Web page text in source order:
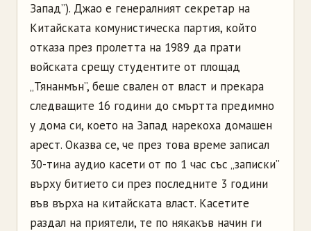
Запад”). Джао е генералният секретар на
Китайската комунистическа партия, който
отказа през пролетта на 1989 да прати
войската срещу студентите от площад
„Тянанмън”, беше свален от власт и прекара
следващите 16 години до смъртта предимно
у дома си, което на Запад нарекоха домашен
арест. Оказва се, че през това време записал
30-тина аудио касети от по 1 час със „записки”
върху битието си през последните 3 години
във върха на китайската власт. Касетите
раздал на приятели, те по някакъв начин ги